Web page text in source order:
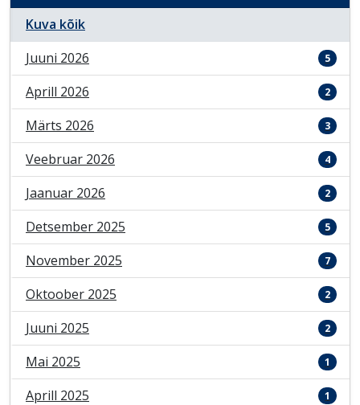
Kuva kõik
Juuni 2026
5
Aprill 2026 2
Märts 2026 3
Veebruar 2026 4
Jaanuar 2026 2
Detsember 2025 5
November 2025 7
Oktoober 2025 2
Juuni 2025 2
Mai 2025 1
Aprill 2025 1